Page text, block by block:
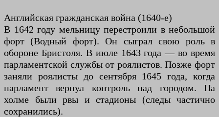
Английская гражданская война (1640-е)
В 1642 году мельницу перестроили в небольшой
форт (Водный форт). Он сыграл свою роль в
обороне Бристоля. В июле 1643 года — во время
парламентской службы от роялистов. Позже форт
заняли роялисты до сентября 1645 года, когда
парламент вернул контроль над городом. На
холме были рвы и стадионы (следы частично
сохранились).